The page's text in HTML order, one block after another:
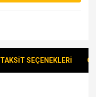
TAKSİT SEÇENEKLERİ